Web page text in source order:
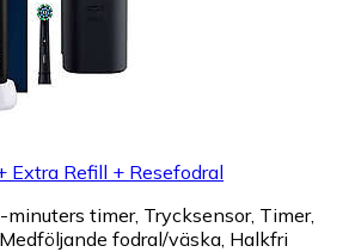
Extra Refill + Resefodral
minuters timer, Trycksensor, Timer,
fodral/väska, Halkfri